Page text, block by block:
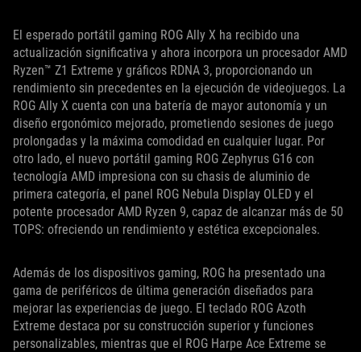
El esperado portátil gaming ROG Ally X ha recibido una
actualización significativa y ahora incorpora un procesador AMD
Ryzen™ Z1 Extreme y gráficos RDNA 3, proporcionando un
rendimiento sin precedentes en la ejecución de videojuegos. La
ROG Ally X cuenta con una batería de mayor autonomía y un
diseño ergonómico mejorado, prometiendo sesiones de juego
prolongadas y la máxima comodidad en cualquier lugar. Por
otro lado, el nuevo portátil gaming ROG Zephyrus G16 con
tecnología AMD impresiona con su chasis de aluminio de
primera categoría, el panel ROG Nebula Display OLED y el
potente procesador AMD Ryzen 9, capaz de alcanzar más de 50
TOPS: ofreciendo un rendimiento y estética excepcionales.
Además de los dispositivos gaming, ROG ha presentado una
gama de periféricos de última generación diseñados para
mejorar las experiencias de juego. El teclado ROG Azoth
Extreme destaca por su construcción superior y funciones
personalizables, mientras que el ROG Harpe Ace Extreme se